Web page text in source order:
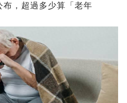
，超過多少算「老年